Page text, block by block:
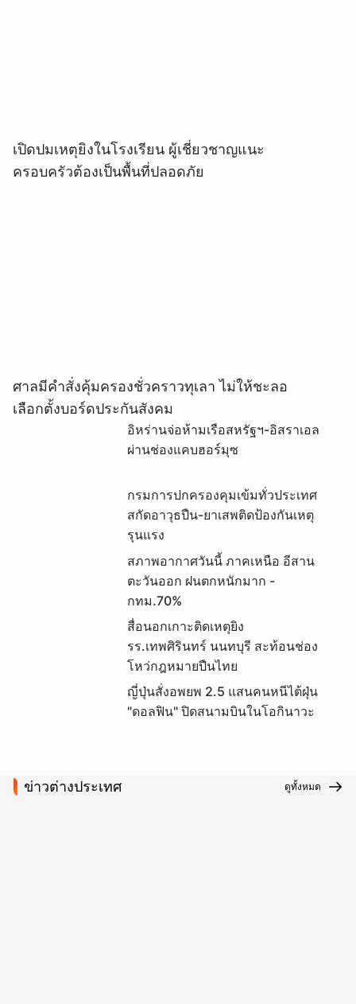
เปิดปมเหตุยิงในโรงเรียน ผู้เชี่ยวชาญแนะ
ครอบครัวต้องเป็นพื้นที่ปลอดภัย
ศาลมีคำสั่งคุ้มครองชั่วคราวทุเลา ไม่ให้ชะลอ
เลือกตั้งบอร์ดประกันสังคม
อิหร่านจ่อห้ามเรือสหรัฐฯ-อิสราเอล
ผ่านช่องแคบฮอร์มุซ
กรมการปกครองคุมเข้มทั่วประเทศ
สกัดอาวุธปืน-ยาเสพติดป้องกันเหตุ
รุนแรง
สภาพอากาศวันนี้ ภาคเหนือ อีสาน
ตะวันออก ฝนตกหนักมาก -
กทม.70%
สื่อนอกเกาะติดเหตุยิง
รร.เทพศิรินทร์ นนทบุรี สะท้อนช่อง
โหว่กฎหมายปืนไทย
ญี่ปุ่นสั่งอพยพ 2.5 แสนคนหนีไต้ฝุ่น
"ดอลฟิน" ปิดสนามบินในโอกินาวะ
ข่าวต่างประเทศ ดูทั้งหมด